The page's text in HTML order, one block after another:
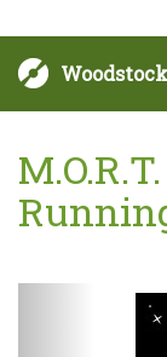
Sljedeće